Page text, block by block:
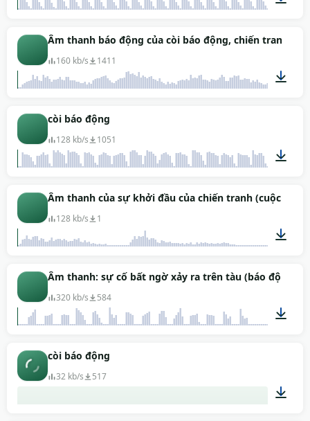
00:23
Âm thanh báo động của còi báo động, chiến tranh
160 kb/s 1411
còi báo động
128 kb/s 1051
00:11
Âm thanh của sự khởi đầu của chiến tranh (cuộc
128 kb/s 1
00:55
Âm thanh: sự cố bất ngờ xảy ra trên tàu (báo động
320 kb/s 584
còi báo động
32 kb/s 517